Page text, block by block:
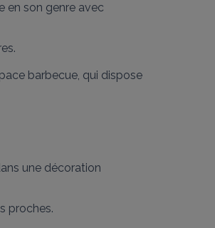
en son genre avec
barbecue, qui dispose
une décoration
proches.